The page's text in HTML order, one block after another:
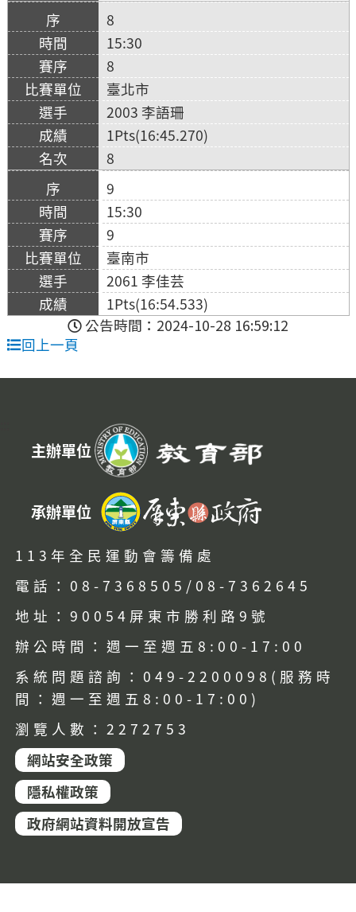
8
15:30
8
臺北市
2003 李語珊
1Pts(16:45.270)
8
9
15:30
9
臺南市
2061 李佳芸
1Pts(16:54.533)
公告時間：2024-10-28 16:59:12
回上一頁
主辦單位
承辦單位
113年全民運動會籌備處
電話：08-7368505/08-7362645
地址：90054屏東市勝利路9號
辦公時間：週一至週五8:00-17:00
系統問題諮詢：049-2200098(服務時
間：週一至週五8:00-17:00)
瀏覽人數：2272753